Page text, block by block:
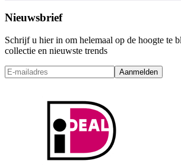
Nieuwsbrief
Schrijf u hier in om helemaal op de hoogte te
collectie en nieuwste trends
Aanmelden